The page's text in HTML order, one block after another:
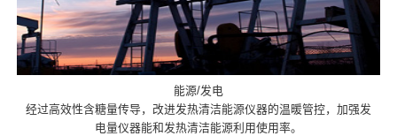
能源/发电
经过高效性含糖量传导，改进发热清洁能源仪器的温暖管控，加强发
电量仪器能和发热清洁能源利用使用率。